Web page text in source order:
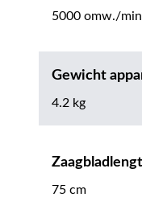
5000 omw./
Gewicht
4.2 kg
75 cm